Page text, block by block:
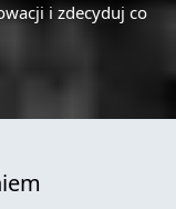
i zdecyduj co